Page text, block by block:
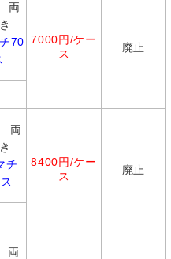
両
70 7000円/ケー
ス
廃止
両
チ
8400円/ケー
ス
廃止
両